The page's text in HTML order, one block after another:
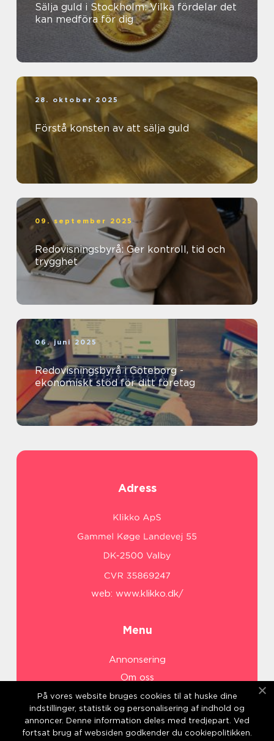
Sälja guld i Stockholm: Vilka fördelar det
kan medföra för dig
28. oktober 2025
Förstå konsten av att sälja guld
09. september 2025
Redovisningsbyrå: Ger kontroll, tid och
trygghet
06. juni 2025
Redovisningsbyrå i Göteborg -
ekonomiskt stöd för ditt företag
Adress
web: www.klikko.dk/
Menu
Annonsering
Om oss
Cookies
Kontakta oss
Sitemap
På vores website bruges cookies til at huske dine
indstillinger, statistik og personalisering af indhold og
annoncer. Denne information deles med tredjepart. Ved
fortsat brug af websiden godkender du cookiepolitikken.